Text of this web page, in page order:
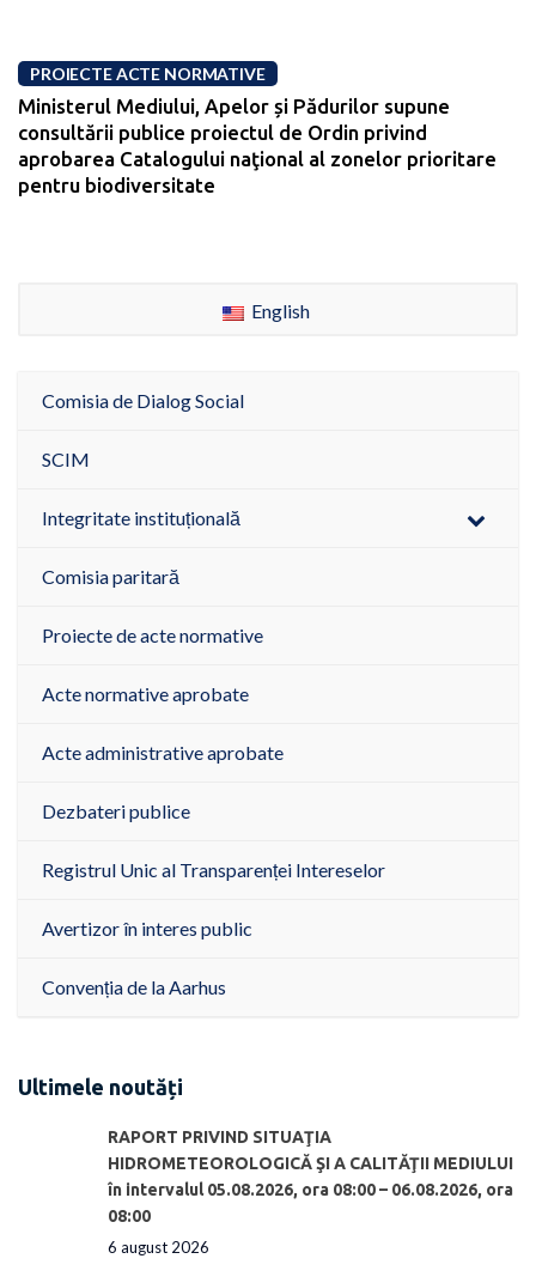
PROIECTE ACTE NORMATIVE
Ministerul Mediului, Apelor și Pădurilor supune
consultării publice proiectul de Ordin privind
aprobarea Catalogului naţional al zonelor prioritare
pentru biodiversitate
English
Comisia de Dialog Social
SCIM
Integritate instituțională
Comisia paritară
Proiecte de acte normative
Acte normative aprobate
Acte administrative aprobate
Dezbateri publice
Registrul Unic al Transparenței Intereselor
Avertizor în interes public
Convenția de la Aarhus
Ultimele noutăți
RAPORT PRIVIND SITUAŢIA
HIDROMETEOROLOGICĂ ŞI A CALITĂŢII MEDIULUI
în intervalul 05.08.2026, ora 08:00 – 06.08.2026, ora
08:00
6 august 2026